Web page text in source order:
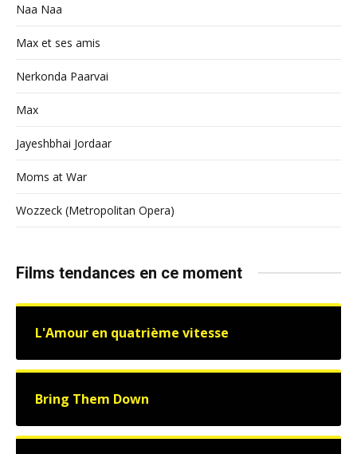
Naa Naa
Max et ses amis
Nerkonda Paarvai
Max
Jayeshbhai Jordaar
Moms at War
Wozzeck (Metropolitan Opera)
Films tendances en ce moment
L'Amour en quatrième vitesse
Bring Them Down